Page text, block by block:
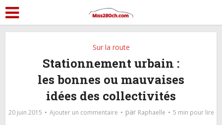
Sur la route
Stationnement urbain :
les bonnes ou mauvaises
idées des collectivités
20 juin 2015 Ajouter un commentaire par Raphaelle 5 min pour lire